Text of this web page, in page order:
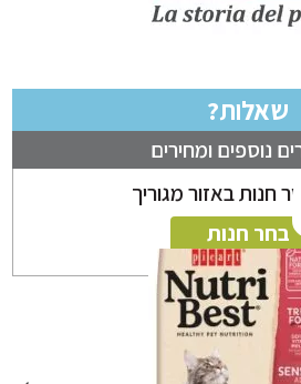
ומחירים
באזור מגוריך
חנות